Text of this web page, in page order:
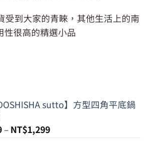
受到大家的青睞，其他生活上的南
性很高的精選小品
sutto】方型四角平底鍋
– NT$1,299